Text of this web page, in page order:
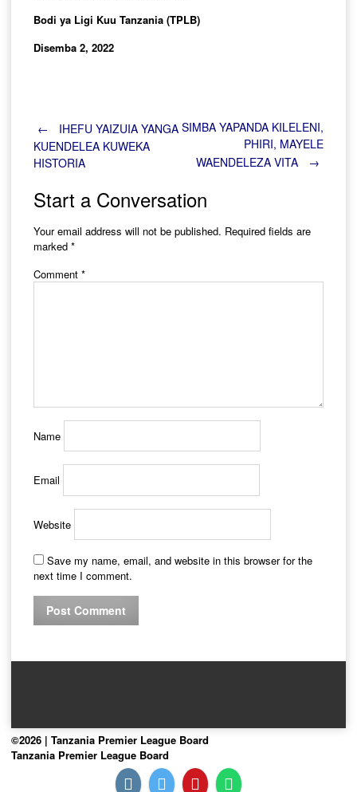
Bodi ya Ligi Kuu Tanzania (TPLB)
Disemba 2, 2022
Post
navigation
←
IHEFU YAIZUIA YANGA
KUENDELEA KUWEKA
HISTORIA
SIMBA YAPANDA KILELENI,
PHIRI, MAYELE
WAENDELEZA VITA
→
Start a Conversation
Your email address will not be published. Required fields are
marked *
Comment *
Name
Email
Website
Save my name, email, and website in this browser for the
next time I comment.
©2026 | Tanzania Premier League Board
Tanzania Premier League Board